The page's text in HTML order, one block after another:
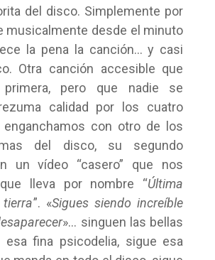
del disco. Simplemente por
musicalmente desde el minuto
la pena la canción… y casi
Otra canción accesible que
pero que nadie se
calidad por los cuatro
enganchamos con otro de los
del disco, su segundo
un vídeo “casero” que nos
lleva por nombre “Última
”. «Sigues siendo increíble
»… singuen las bellas
esa fina psicodelia, sigue esa